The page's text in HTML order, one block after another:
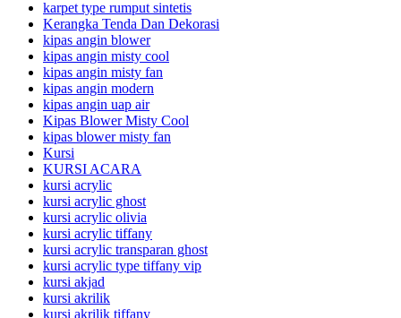
karpet type rumput sintetis
Kerangka Tenda Dan Dekorasi
kipas angin blower
kipas angin misty cool
kipas angin misty fan
kipas angin modern
kipas angin uap air
Kipas Blower Misty Cool
kipas blower misty fan
Kursi
KURSI ACARA
kursi acrylic
kursi acrylic ghost
kursi acrylic olivia
kursi acrylic tiffany
kursi acrylic transparan ghost
kursi acrylic type tiffany vip
kursi akjad
kursi akrilik
kursi akrilik tiffany